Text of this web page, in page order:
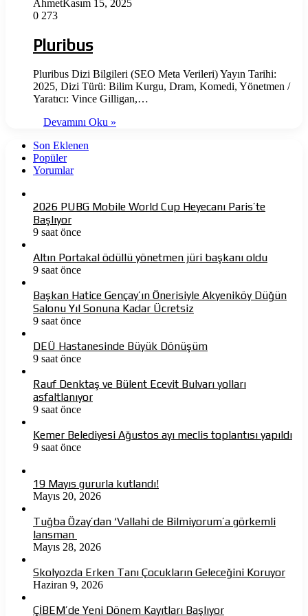
AhmetKasım 15, 2025
0 273
Pluribus
Pluribus Dizi Bilgileri (SEO Meta Verileri) Yayın Tarihi:
2025, Dizi Türü: Bilim Kurgu, Dram, Komedi, Yönetmen /
Yaratıcı: Vince Gilligan,…
Devamını Oku »
Son Eklenen
Popüler
Yorumlar
2026 PUBG Mobile World Cup Heyecanı Paris’te
Başlıyor
9 saat önce
Altın Portakal ödüllü yönetmen jüri başkanı oldu
9 saat önce
Başkan Hatice Gençay’ın Önerisiyle Akyeniköy Düğün
Salonu Yıl Sonuna Kadar Ücretsiz
9 saat önce
DEÜ Hastanesinde Büyük Dönüşüm
9 saat önce
Rauf Denktaş ve Bülent Ecevit Bulvarı yolları
asfaltlanıyor
9 saat önce
Kemer Belediyesi Ağustos ayı meclis toplantısı yapıldı
9 saat önce
19 Mayıs gururla kutlandı!
Mayıs 20, 2026
Tuğba Özay’dan ‘Vallahi de Bilmiyorum’a görkemli
lansman
Mayıs 28, 2026
Skolyozda Erken Tanı Çocukların Geleceğini Koruyor
Haziran 9, 2026
ÇİBEM’de Yeni Dönem Kayıtları Başlıyor